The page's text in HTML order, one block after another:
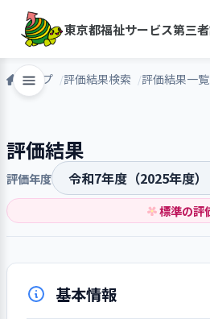
東京都福祉サービス第三
トップ 評価結果検索 評価結果一覧
評価結果
評価年度
標準の評
基本情報